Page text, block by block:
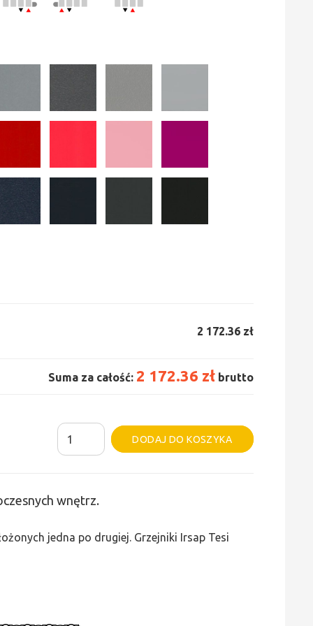
2 172.36 zł
Suma za całość: 2 172.36 zł brutto
ilość
Grzejnik
DODAJ DO KOSZYKA
Alternative:
wnętrz.
jedna po drugiej. Grzejniki Irsap Tesi